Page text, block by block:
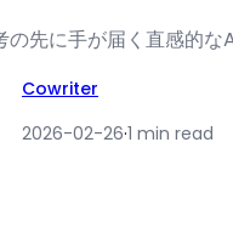
の先に手が届く直感的
Cowriter
2026-02-26·1 min read